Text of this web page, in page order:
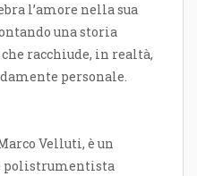
l’amore nella sua
una storia
racchiude, in realtà,
personale.
Velluti, è un
polistrumentista